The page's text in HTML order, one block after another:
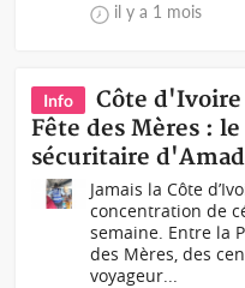
il y a 1 mois
Info
Côte
Fête des Mères :
sécuritaire
Jamais la Côte
concentration de
semaine. Entre la
des Mères, des
voyageur...